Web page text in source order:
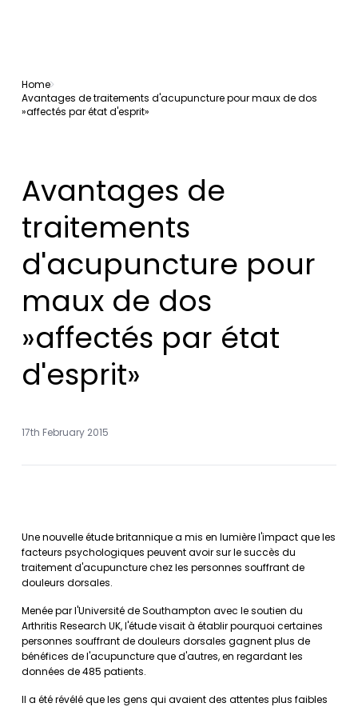
Home
Avantages de traitements d'acupuncture pour maux de dos
»affectés par état d'esprit»
Avantages de
traitements
d'acupuncture pour
maux de dos
»affectés par état
d'esprit»
17th February 2015
Une nouvelle étude britannique a mis en lumière l'impact que les
facteurs psychologiques peuvent avoir sur le succès du
traitement d'acupuncture chez les personnes souffrant de
douleurs dorsales.
Menée par l'Université de Southampton avec le soutien du
Arthritis Research UK, l'étude visait à établir pourquoi certaines
personnes souffrant de douleurs dorsales gagnent plus de
bénéfices de l'acupuncture que d'autres, en regardant les
données de 485 patients.
Il a été révélé que les gens qui avaient des attentes plus faibles